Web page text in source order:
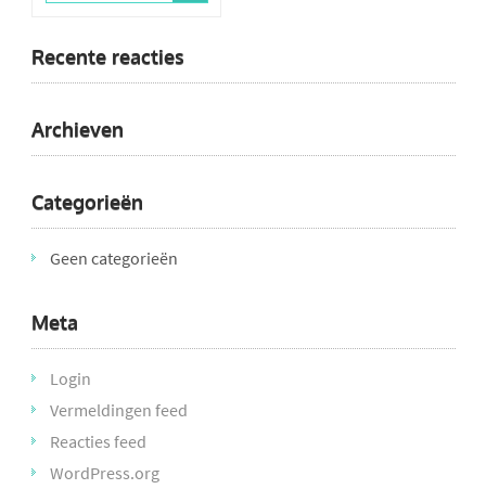
Recente reacties
Archieven
Categorieën
Geen categorieën
Meta
Login
Vermeldingen feed
Reacties feed
WordPress.org